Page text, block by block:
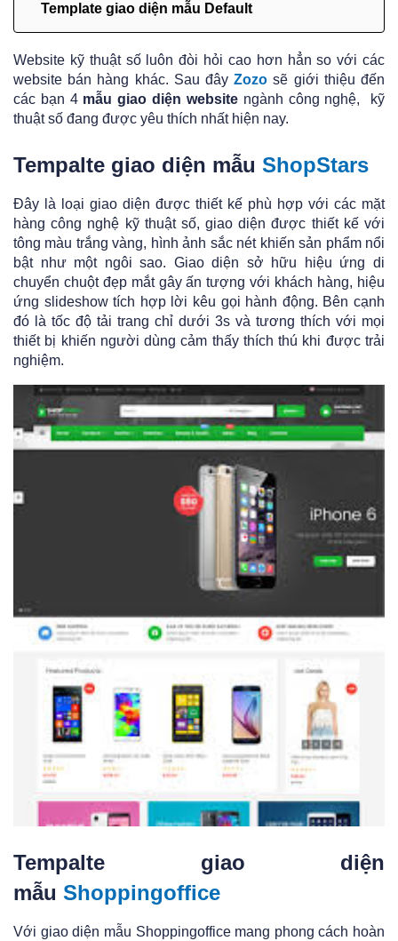
Template giao diện mẫu Default
Website kỹ thuật số luôn đòi hỏi cao hơn hẳn so với các
website bán hàng khác. Sau đâyZozo sẽ giới thiệu đến
các bạn 4 mẫu giao diện websitengành công nghệ, kỹ
thuật số đang được yêu thích nhất hiện nay.
Tempalte giao diện mẫu ShopStars
Đây là loại giao diện được thiết kế phù hợp với các mặt
hàng công nghệ kỹ thuật số, giao diện được thiết kế với
tông màu trắng vàng, hình ảnh sắc nét khiến sản phẩm nổi
bật như một ngôi sao. Giao diện sở hữu hiệu ứng di
chuyển chuột đẹp mắt gây ấn tượng với khách hàng, hiệu
ứng slideshow tích hợp lời kêu gọi hành động. Bên cạnh
đó là tốc độ tải trang chỉ dưới 3s và tương thích với mọi
thiết bị khiến người dùng cảm thấy thích thú khi được trải
nghiệm.
Tempalte giao diện
mẫu Shoppingoffice
Với giao diện mẫu Shoppingoffice mang phong cách hoàn